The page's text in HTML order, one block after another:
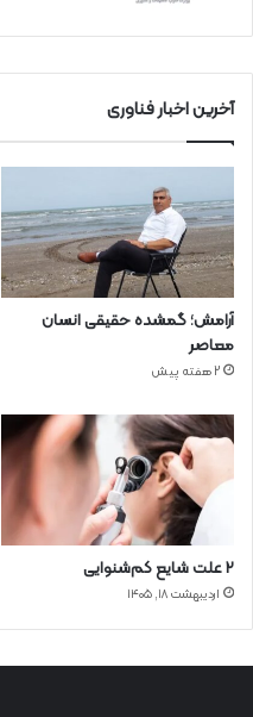
آخرین اخبار فناوری
آرامش؛ گمشده حقیقی انسان
معاصر
2 هفته پیش
۲ علت شایع‌ کم‌شنوایی
اردیبهشت ۱۸, ۱۴۰۵